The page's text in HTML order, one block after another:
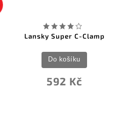
Lansky Super C-Clamp
592 Kč
Do košíku